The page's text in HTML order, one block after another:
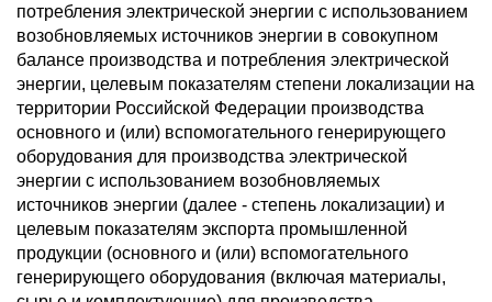
потребления электрической энергии с использованием
возобновляемых источников энергии в совокупном
балансе производства и потребления электрической
энергии, целевым показателям степени локализации на
территории Российской Федерации производства
основного и (или) вспомогательного генерирующего
оборудования для производства электрической
энергии с использованием возобновляемых
источников энергии (далее - степень локализации) и
целевым показателям экспорта промышленной
продукции (основного и (или) вспомогательного
генерирующего оборудования (включая материалы,